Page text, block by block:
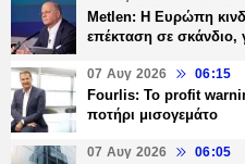
Metlen: Η Ευρώπη
επέκταση σε σκάνδιο,
07 Αυγ 2026 06:15
Fourlis: Το profit
ποτήρι μισογεμάτο
07 Αυγ 2026 06:05